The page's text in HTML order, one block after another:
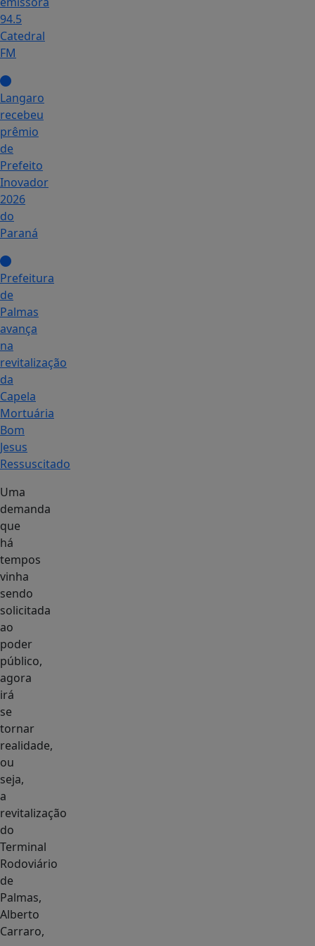
94.5
Catedral
FM
Langaro
recebeu
prêmio
de
Prefeito
Inovador
2026
do
Paraná
Prefeitura
de
Palmas
avança
na
revitalização
da
Capela
Mortuária
Bom
Jesus
Ressuscitado
Uma
demanda
que
há
tempos
vinha
sendo
solicitada
ao
poder
público,
agora
irá
se
tornar
realidade,
ou
seja,
a
revitalização
do
Terminal
Rodoviário
de
Palmas,
Alberto
Carraro,